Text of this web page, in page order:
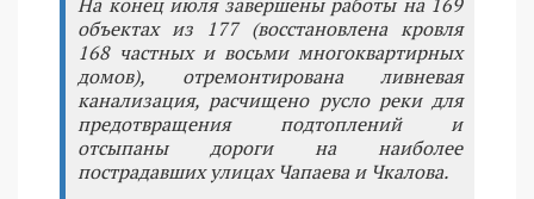
На конец июля завершены работы на 169
объектах из 177 (восстановлена кровля
168 частных и восьми многоквартирных
домов), отремонтирована ливневая
канализация, расчищено русло реки для
предотвращения подтоплений и
отсыпаны дороги на наиболее
пострадавших улицах Чапаева и Чкалова.